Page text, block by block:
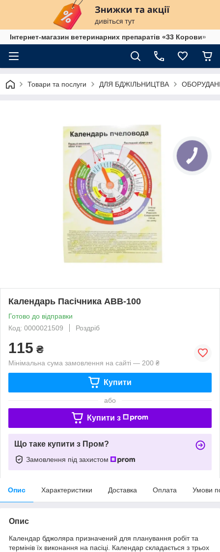
Інтернет-магазин ветеринарних препаратів «33 Корови»
Товари та послуги ДЛЯ БДЖІЛЬНИЦТВА
Календарь Пасічника АВВ-100
Готово до відправки
Код: 0000021509
Роздріб
115 ₴
Мінімальна сума замовлення на сайті — 200 ₴
Купити
або
Купити з
Що таке купити з Пром?
Замовлення під захистом
Опис Характеристики Доставка Оплата Умови
Опис
Календар бджоляра призначений для планування робіт та
термінів їх виконання на пасіці. Календар складається з трьох
КНОПКА
ЗВ'ЯЗКУ